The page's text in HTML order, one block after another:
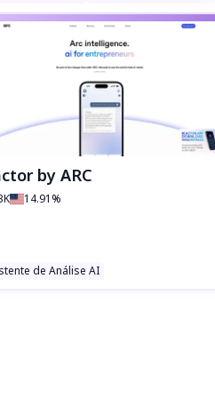
AI Ferramentas de Produtividade AI
by ARC
14.91%
de Análise AI